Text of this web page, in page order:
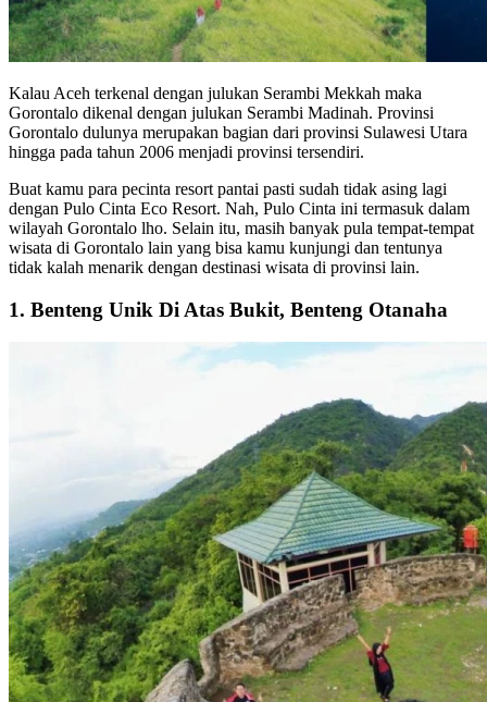
Kalau Aceh terkenal dengan julukan Serambi Mekkah maka
Gorontalo dikenal dengan julukan Serambi Madinah. Provinsi
Gorontalo dulunya merupakan bagian dari provinsi Sulawesi Utara
hingga pada tahun 2006 menjadi provinsi tersendiri.
Buat kamu para pecinta resort pantai pasti sudah tidak asing lagi
dengan Pulo Cinta Eco Resort. Nah, Pulo Cinta ini termasuk dalam
wilayah Gorontalo lho. Selain itu, masih banyak pula tempat-tempat
wisata di Gorontalo lain yang bisa kamu kunjungi dan tentunya
tidak kalah menarik dengan destinasi wisata di provinsi lain.
1. Benteng Unik Di Atas Bukit, Benteng Otanaha